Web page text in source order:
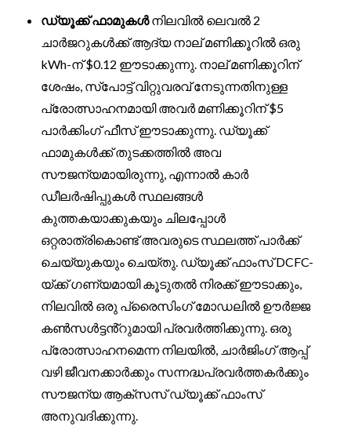
ഡ്യൂക്ക് ഫാമുകൾനിലവിൽ ലെവൽ 2
ചാർജറുകൾക്ക് ആദ്യ നാല് മണിക്കൂറിൽ ഒരു
kWh-ന് $0.12 ഈടാക്കുന്നു. നാല് മണിക്കൂറിന്
ശേഷം, സ്പോട്ട് വിറ്റുവരവ് നേടുന്നതിനുള്ള
പ്രോത്സാഹനമായി അവർ മണിക്കൂറിന് $5
പാർക്കിംഗ് ഫീസ് ഈടാക്കുന്നു. ഡ്യൂക്ക്
ഫാമുകൾക്ക് തുടക്കത്തിൽ അവ
സൗജന്യമായിരുന്നു, എന്നാൽ കാർ
ഡീലർഷിപ്പുകൾ സ്ഥലങ്ങൾ
കുത്തകയാക്കുകയും ചിലപ്പോൾ
ഒറ്റരാത്രികൊണ്ട് അവരുടെ സ്ഥലത്ത് പാർക്ക്
ചെയ്യുകയും ചെയ്തു. ഡ്യൂക്ക് ഫാംസ് DCFC-
യ്‌ക്ക് ഗണ്യമായി കൂടുതൽ നിരക്ക് ഈടാക്കും,
നിലവിൽ ഒരു പ്രൈസിംഗ് മോഡലിൽ ഊർജ്ജ
കൺസൾട്ടൻ്റുമായി പ്രവർത്തിക്കുന്നു. ഒരു
പ്രോത്സാഹനമെന്ന നിലയിൽ, ചാർജിംഗ് ആപ്പ്
വഴി ജീവനക്കാർക്കും സന്നദ്ധപ്രവർത്തകർക്കും
സൗജന്യ ആക്‌സസ് ഡ്യൂക്ക് ഫാംസ്
അനുവദിക്കുന്നു.